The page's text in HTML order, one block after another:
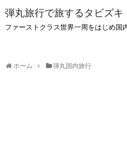
弾丸旅行で旅するタビズキ
ファーストクラス世界一周をはじめ国
ホーム 弾丸国内旅行